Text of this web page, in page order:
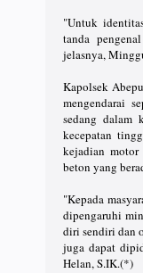
"Untuk
tanda
jelasnya,
Kapolsek
mengendarai
sedang dalam
kecepatan
kejadian
beton yang
"Kepada
dipengaruhi
diri sendiri dan
juga dapat
Helan, S.IK.(*)